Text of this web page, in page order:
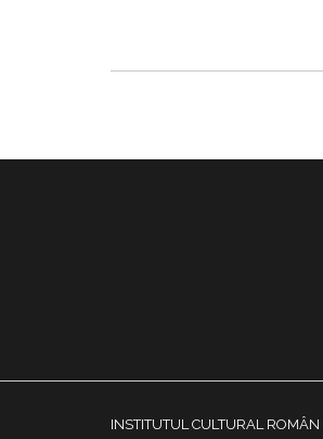
INSTITUTUL CULTURAL ROMÂN